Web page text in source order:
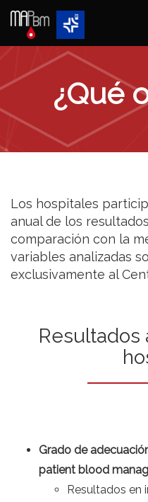
¿Qué
Los hospitales
anual de los
comparación con la
variables analizadas
exclusivamente al
Resultados
Grado de
patient blood
Resultados en